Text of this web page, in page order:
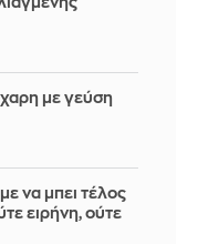
με γεύση
να μπει τέλος
ειρήνη, ούτε